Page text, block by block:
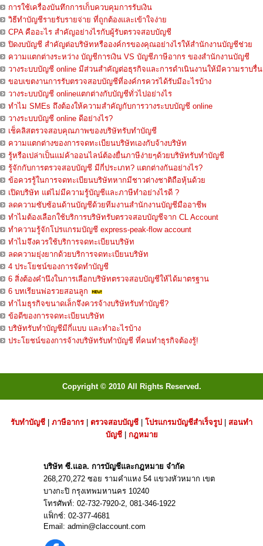
การใช้เครื่องบันทึกการเก็บควบคุมการรับเงิน
วิธีทำบัญชีรายรับรายจ่าย ที่ถูกต้องและเข้าใจง่าย
CPA คืออะไร สำคัญอย่างไรกับผู้รับตรวจสอบบัญชี
ปิดงบบัญชี สำคัญต่อบริษัทหรือองค์กรของคุณอย่างไรให้สำนักงานบัญชีช่วย
ความแตกต่างระหว่าง บัญชีการเงิน VS บัญชีภาษีอากร ของสำนักงานบัญชี
วางระบบบัญชี online มีส่วนสำคัญต่อธุรกิจและการดำเนินงานให้มีความราบรื่น
ขอบเขตงานการรับตรวจสอบบัญชีที่องค์กรควรได้รับมีอะไรบ้าง
วางระบบบัญชี onlineแตกต่างกับบัญชีทั่วไปอย่างไร
ทำไม SMEs ถึงต้องให้ความสำคัญกับการวางระบบบัญชี online
วางระบบบัญชี online ดีอย่างไร?
เช็คลิสตรวจสอบคุณภาพของบริษัทรับทำบัญชี
ความแตกต่างของการจดทะเบียนบริษัทเองกับจ้างบริษัท
รู้หรือเปล่าเป็นแม่ค้าออนไลน์ต้องยื่นภาษีง่ายๆด้วยบริษัทรับทำบัญชี
รู้จักกับการตรวจสอบบัญชี มีกี่ประเภท? แตกต่างกันอย่างไร?
ข้อควรรู้ในการจดทะเบียนบริษัทหากมีชาวต่างชาติถือหุ้นด้วย
เปิดบริษัท แต่ไม่มีความรู้บัญชีและภาษีทำอย่างไรดี ?
ลดความซับซ้อนด้านบัญชีด้วยทีมงานสำนักงานบัญชีมืออาชีพ
ทำไมต้องเลือกใช้บริการบริษัทรับตรวจสอบบัญชีจาก CL Account
ทำความรู้จักโปรแกรมบัญชี express-peak-flow account
ทำไมจึงควรใช้บริการจดทะเบียนบริษัท
ลดความยุ่งยากด้วยบริการจดทะเบียนบริษัท
4 ประโยชน์ของการจัดทำบัญชี
6 สิ่งต้องคำนึงในการเลือกบริษัทตรวจสอบบัญชีให้ได้มาตรฐาน
6 บทเรียนพ่อรวยสอนลูก
ทำไมธุรกิจขนาดเล็กจึงควรจ้างบริษัทรับทำบัญชี?
ข้อดีของการจดทะเบียนบริษัท
บริษัทรับทำบัญชีมีกี่แบบ และทำอะไรบ้าง
ประโยชน์ของการจ้างบริษัทรับทำบัญชี ที่คนทำธุรกิจต้องรู้!
Copyright © 2010 All Rights Reserved.
รับทำบัญชี ภาษีอากร ตรวจสอบบัญชี โปรแกรมบัญชีสำเร็จรูป
สอนทำ
บัญชี| กฎหมาย
บริษัท ซี.แอล. การบัญชีและกฎหมาย จำกัด
268,270,272 ซอย รามคำแหง 54 แขวงหัวหมาก เขต
บางกะปิ กรุงเทพมหานคร 10240
โทรศัพท์: 02-732-7920-2, 081-346-1922
แฟ็กซ์: 02-377-4681
Email: admin@claccount.com